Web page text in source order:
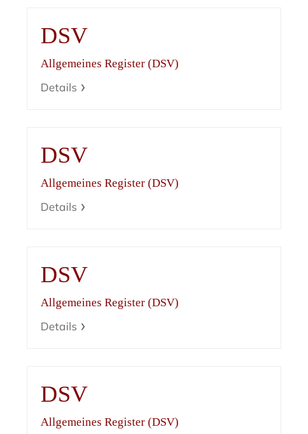
DSV
Allgemeines Register (DSV)
Details
DSV
Allgemeines Register (DSV)
Details
DSV
Allgemeines Register (DSV)
Details
DSV
Allgemeines Register (DSV)